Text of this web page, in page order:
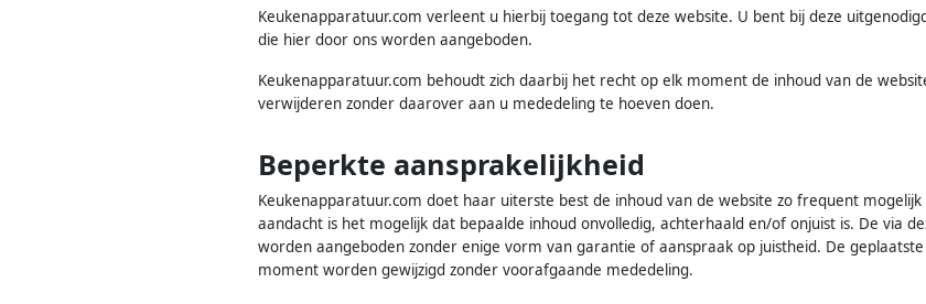
Keukenapparatuur.com verleent u hierbij toegang tot deze website. U bent bij deze
die hier door ons worden aangeboden.
Keukenapparatuur.com behoudt zich daarbij het recht op elk moment de inhoud van de
verwijderen zonder daarover aan u mededeling te hoeven doen.
Beperkte aansprakelijkheid
Keukenapparatuur.com doet haar uiterste best de inhoud van de website zo frequent
aandacht is het mogelijk dat bepaalde inhoud onvolledig, achterhaald en/of onjuist is. De via
worden aangeboden zonder enige vorm van garantie of aanspraak op juistheid. De
moment worden gewijzigd zonder voorafgaande mededeling.